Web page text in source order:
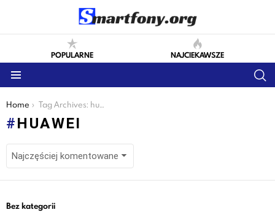
POPULARNE NAJCIEKAWSZE
You are here:
Home Tag Archives: huawei
HUAWEI
LATEST
Bez kategorii